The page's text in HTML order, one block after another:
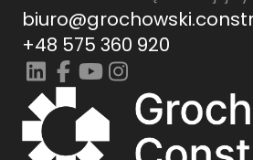
+48 575 360 920